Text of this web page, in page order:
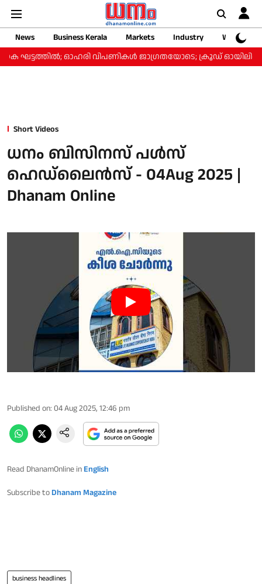
News Business Kerala Markets Industry
Web
ഘട്ടത്തിൽ; ഓഹരി വിപണികൾ ജാഗ്രതയോടെ; ക്രൂഡ് ഓയിലിൽ
Short Videos
ധനം ബിസിനസ് പൾസ്
ഹെഡ്‌ലൈൻസ് - 04Aug 2025 |
Dhanam Online
Published on: 04 Aug 2025, 12:46 pm
Read DhanamOnline in English
Subscribe to Dhanam Magazine
business headlines